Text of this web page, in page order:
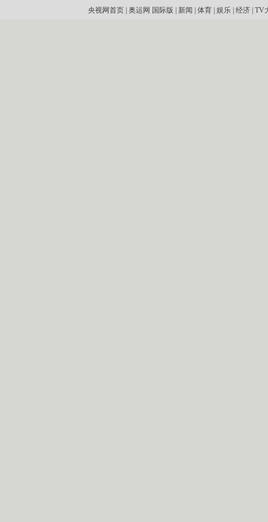
央视网首页| 奥运网 国际版 新闻 体育| 娱乐| 经济| TV